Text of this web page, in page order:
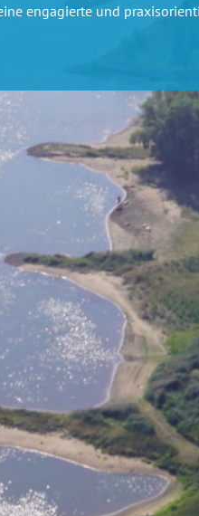
engagierte und